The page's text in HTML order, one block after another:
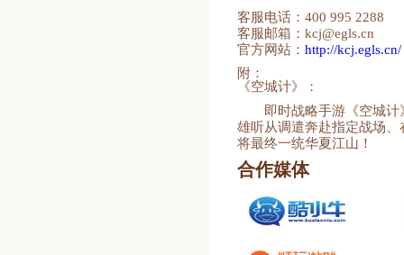
客服电话：400 995 2288
客服邮箱：kcj@egls.cn
官方网站： http://kcj.egls.cn/
附：
《空城计》：
即时战略手游《空城
雄听从调遣奔赴指定战场
将最终一统华夏江山！
合作媒体